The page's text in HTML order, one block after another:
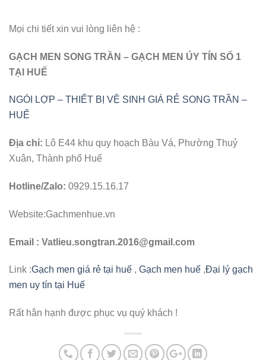
Mọi chi tiết xin vui lòng liên hệ :
GẠCH MEN SONG TRẦN – GẠCH MEN ÚY TÍN SỐ 1
TẠI HUẾ
NGÓI LỢP – THIẾT BỊ VỆ SINH GIÁ RẺ SONG TRẦN –
HUẾ
Địa chỉ: Lô E44 khu quy hoạch Bàu Vá, Phường Thuỷ
Xuân, Thành phố Huế
Hotline/Zalo: 0929.15.16.17
Website:Gachmenhue.vn
Email : Vatlieu.songtran.2016@gmail.com
Link :Gạch men giá rẻ tại huế , Gạch men huế ,Đại lý gạch
men uy tín tại Huế
Rất hân hạnh được phục vụ quý khách !